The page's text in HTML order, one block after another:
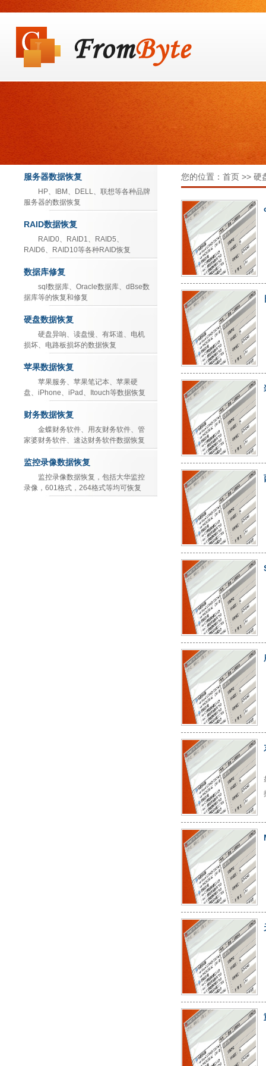
服务器数据恢复
HP、IBM、DELL、联想等各种品牌
服务器的数据恢复
RAID数据恢复
RAID0、RAID1、RAID5、
RAID6、RAID10等各种RAID恢复
数据库修复
sql数据库、Oracle数据库、dBse数
据库等的恢复和修复
硬盘数据恢复
硬盘异响、读盘慢、有坏道、电机
损坏、电路板损坏的数据恢复
苹果数据恢复
苹果服务、苹果笔记本、苹果硬
盘、iPhone、iPad、Itouch等数据恢复
财务数据恢复
金蝶财务软件、用友财务软件、管
家婆财务软件、速达财务软件数据恢复
监控录像数据恢复
监控录像数据恢复，包括大华监控
录像，601格式，264格式等均可恢复
您的位置：首页 >> 硬